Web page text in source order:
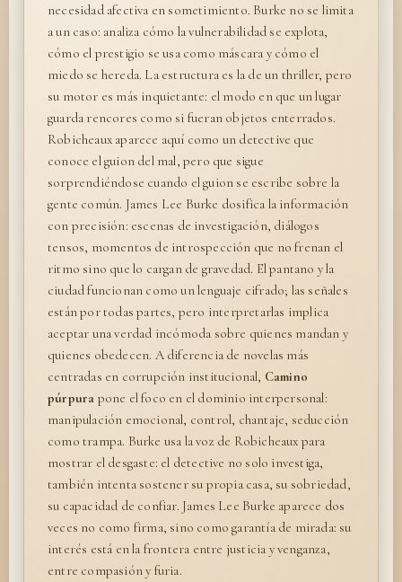
necesidad afectiva en sometimiento. Burke no se limita
a un caso: analiza cómo la vulnerabilidad se explota,
cómo el prestigio se usa como máscara y cómo el
miedo se hereda. La estructura es la de un thriller, pero
su motor es más inquietante: el modo en que un lugar
guarda rencores como si fueran objetos enterrados.
Robicheaux aparece aquí como un detective que
conoce el guion del mal, pero que sigue
sorprendiéndose cuando el guion se escribe sobre la
gente común. James Lee Burke dosifica la información
con precisión: escenas de investigación, diálogos
tensos, momentos de introspección que no frenan el
ritmo sino que lo cargan de gravedad. El pantano y la
ciudad funcionan como un lenguaje cifrado; las señales
están por todas partes, pero interpretarlas implica
aceptar una verdad incómoda sobre quienes mandan y
quienes obedecen. A diferencia de novelas más
centradas en corrupción institucional, Camino
púrpura pone el foco en el dominio interpersonal:
manipulación emocional, control, chantaje, seducción
como trampa. Burke usa la voz de Robicheaux para
mostrar el desgaste: el detective no solo investiga,
también intenta sostener su propia casa, su sobriedad,
su capacidad de confiar. James Lee Burke aparece dos
veces no como firma, sino como garantía de mirada: su
interés está en la frontera entre justicia y venganza,
entre compasión y furia.